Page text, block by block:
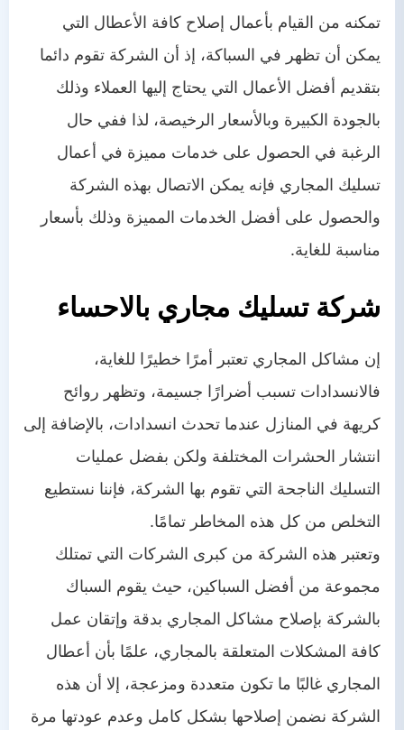
تمكنه من القيام بأعمال إصلاح كافة الأعطال التي
يمكن أن تظهر في السباكة، إذ أن الشركة تقوم دائما
بتقديم أفضل الأعمال التي يحتاج إليها العملاء وذلك
بالجودة الكبيرة وبالأسعار الرخيصة، لذا ففي حال
الرغبة في الحصول على خدمات مميزة في أعمال
تسليك المجاري فإنه يمكن الاتصال بهذه الشركة
والحصول على أفضل الخدمات المميزة وذلك بأسعار
مناسبة للغاية.
شركة تسليك مجاري بالاحساء
إن مشاكل المجاري تعتبر أمرًا خطيرًا للغاية،
فالانسدادات تسبب أضرارًا جسيمة، وتظهر روائح
كريهة في المنازل عندما تحدث انسدادات، بالإضافة إلى
انتشار الحشرات المختلفة ولكن بفضل عمليات
التسليك الناجحة التي تقوم بها الشركة، فإننا نستطيع
التخلص من كل هذه المخاطر تمامًا.
وتعتبر هذه الشركة من كبرى الشركات التي تمتلك
مجموعة من أفضل السباكين، حيث يقوم السباك
بالشركة بإصلاح مشاكل المجاري بدقة وإتقان عمل
كافة المشكلات المتعلقة بالمجاري، علمًا بأن أعطال
المجاري غالبًا ما تكون متعددة ومزعجة، إلا أن هذه
الشركة نضمن إصلاحها بشكل كامل وعدم عودتها مرة